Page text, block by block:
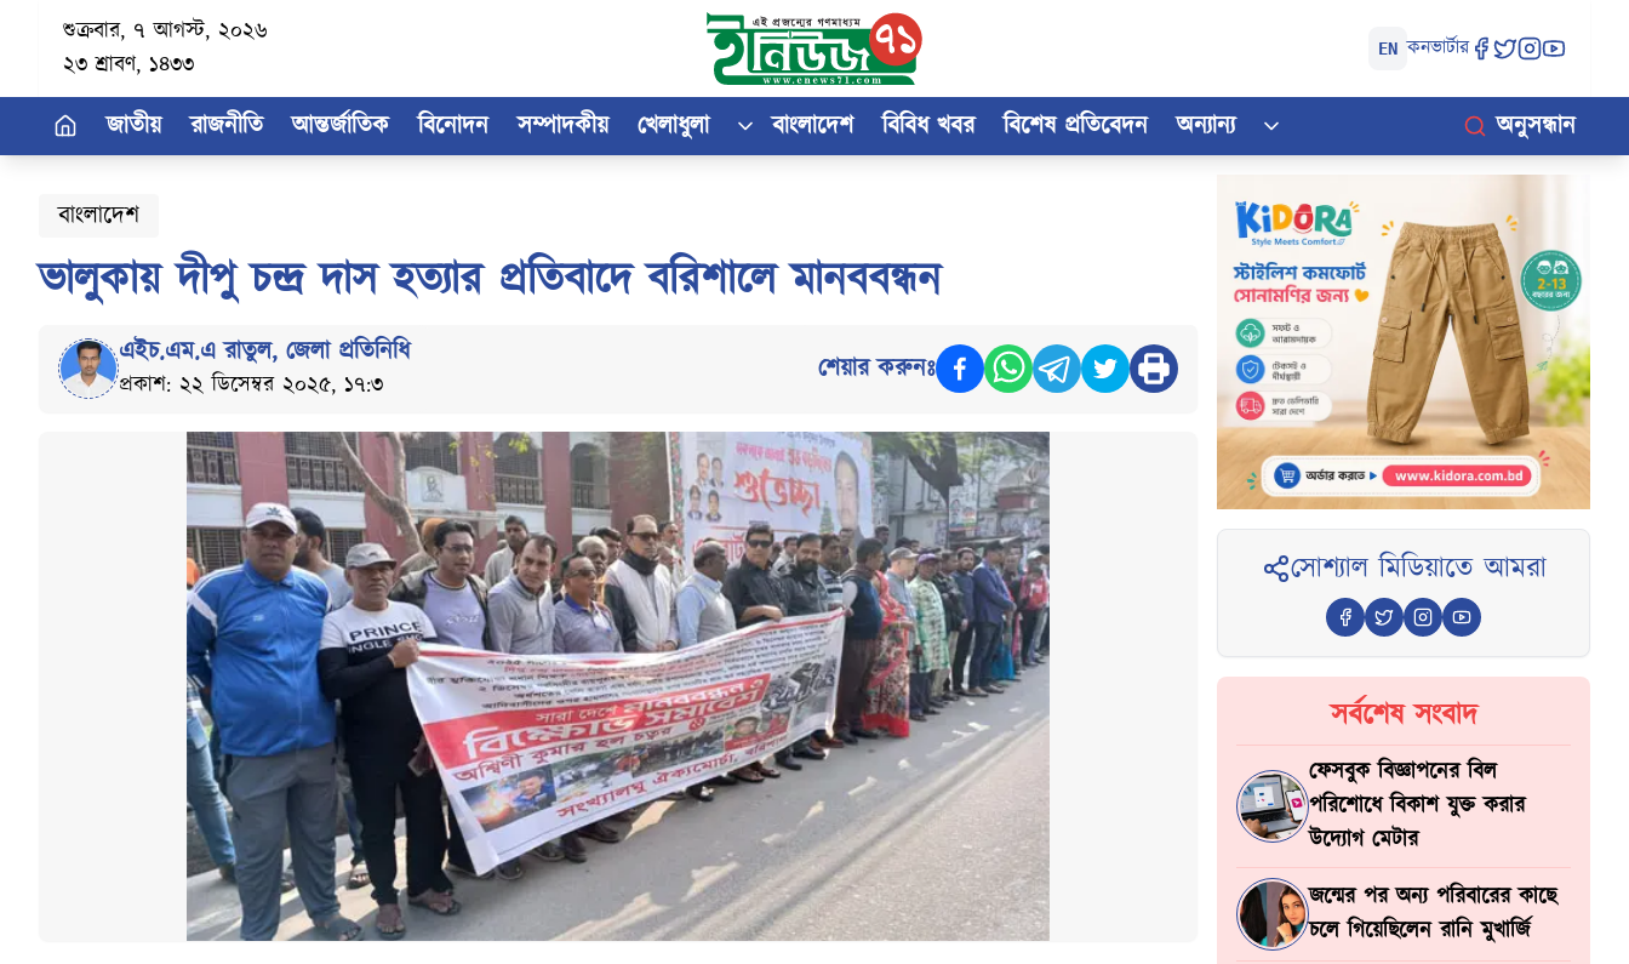
শুক্রবার, ৭ আগস্ট, ২০২৬
২৩ শ্রাবণ, ১৪৩৩
EN কনভার্টার
জাতীয় রাজনীতি আন্তর্জাতিক বিনোদন সম্পাদকীয় খেলাধুলা বাংলাদেশ বিবিধ খবর বিশেষ প্রতিবেদন অন্যান্য অনুসন্ধান
বাংলাদেশ
ভালুকায় দীপু চন্দ্র দাস হত্যার প্রতিবাদে বরিশালে মানববন্ধন
এইচ.এম.এ রাতুল, জেলা প্রতিনিধি
প্রকাশ: ২২ ডিসেম্বর ২০২৫, ১৭:৩ শেয়ার করুনঃ
সোশ্যাল মিডিয়াতে আমরা
সর্বশেষ সংবাদ
ফেসবুক বিজ্ঞাপনের বিল
পরিশোধে বিকাশ যুক্ত করার
উদ্যোগ মেটার
জন্মের পর অন্য পরিবারের কাছে
চলে গিয়েছিলেন রানি মুখার্জি